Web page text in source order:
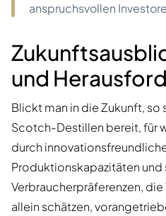
anspruchsvollen
und
Blickt man in die Zukunft,
Scotch-Destillen bereit, für
durch
Produktionskapazitäten
Verbraucherpräferenzen, die
allein schätzen,